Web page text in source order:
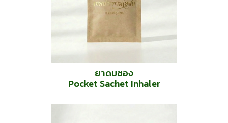
ยาดมซอง
Pocket Sachet Inhaler